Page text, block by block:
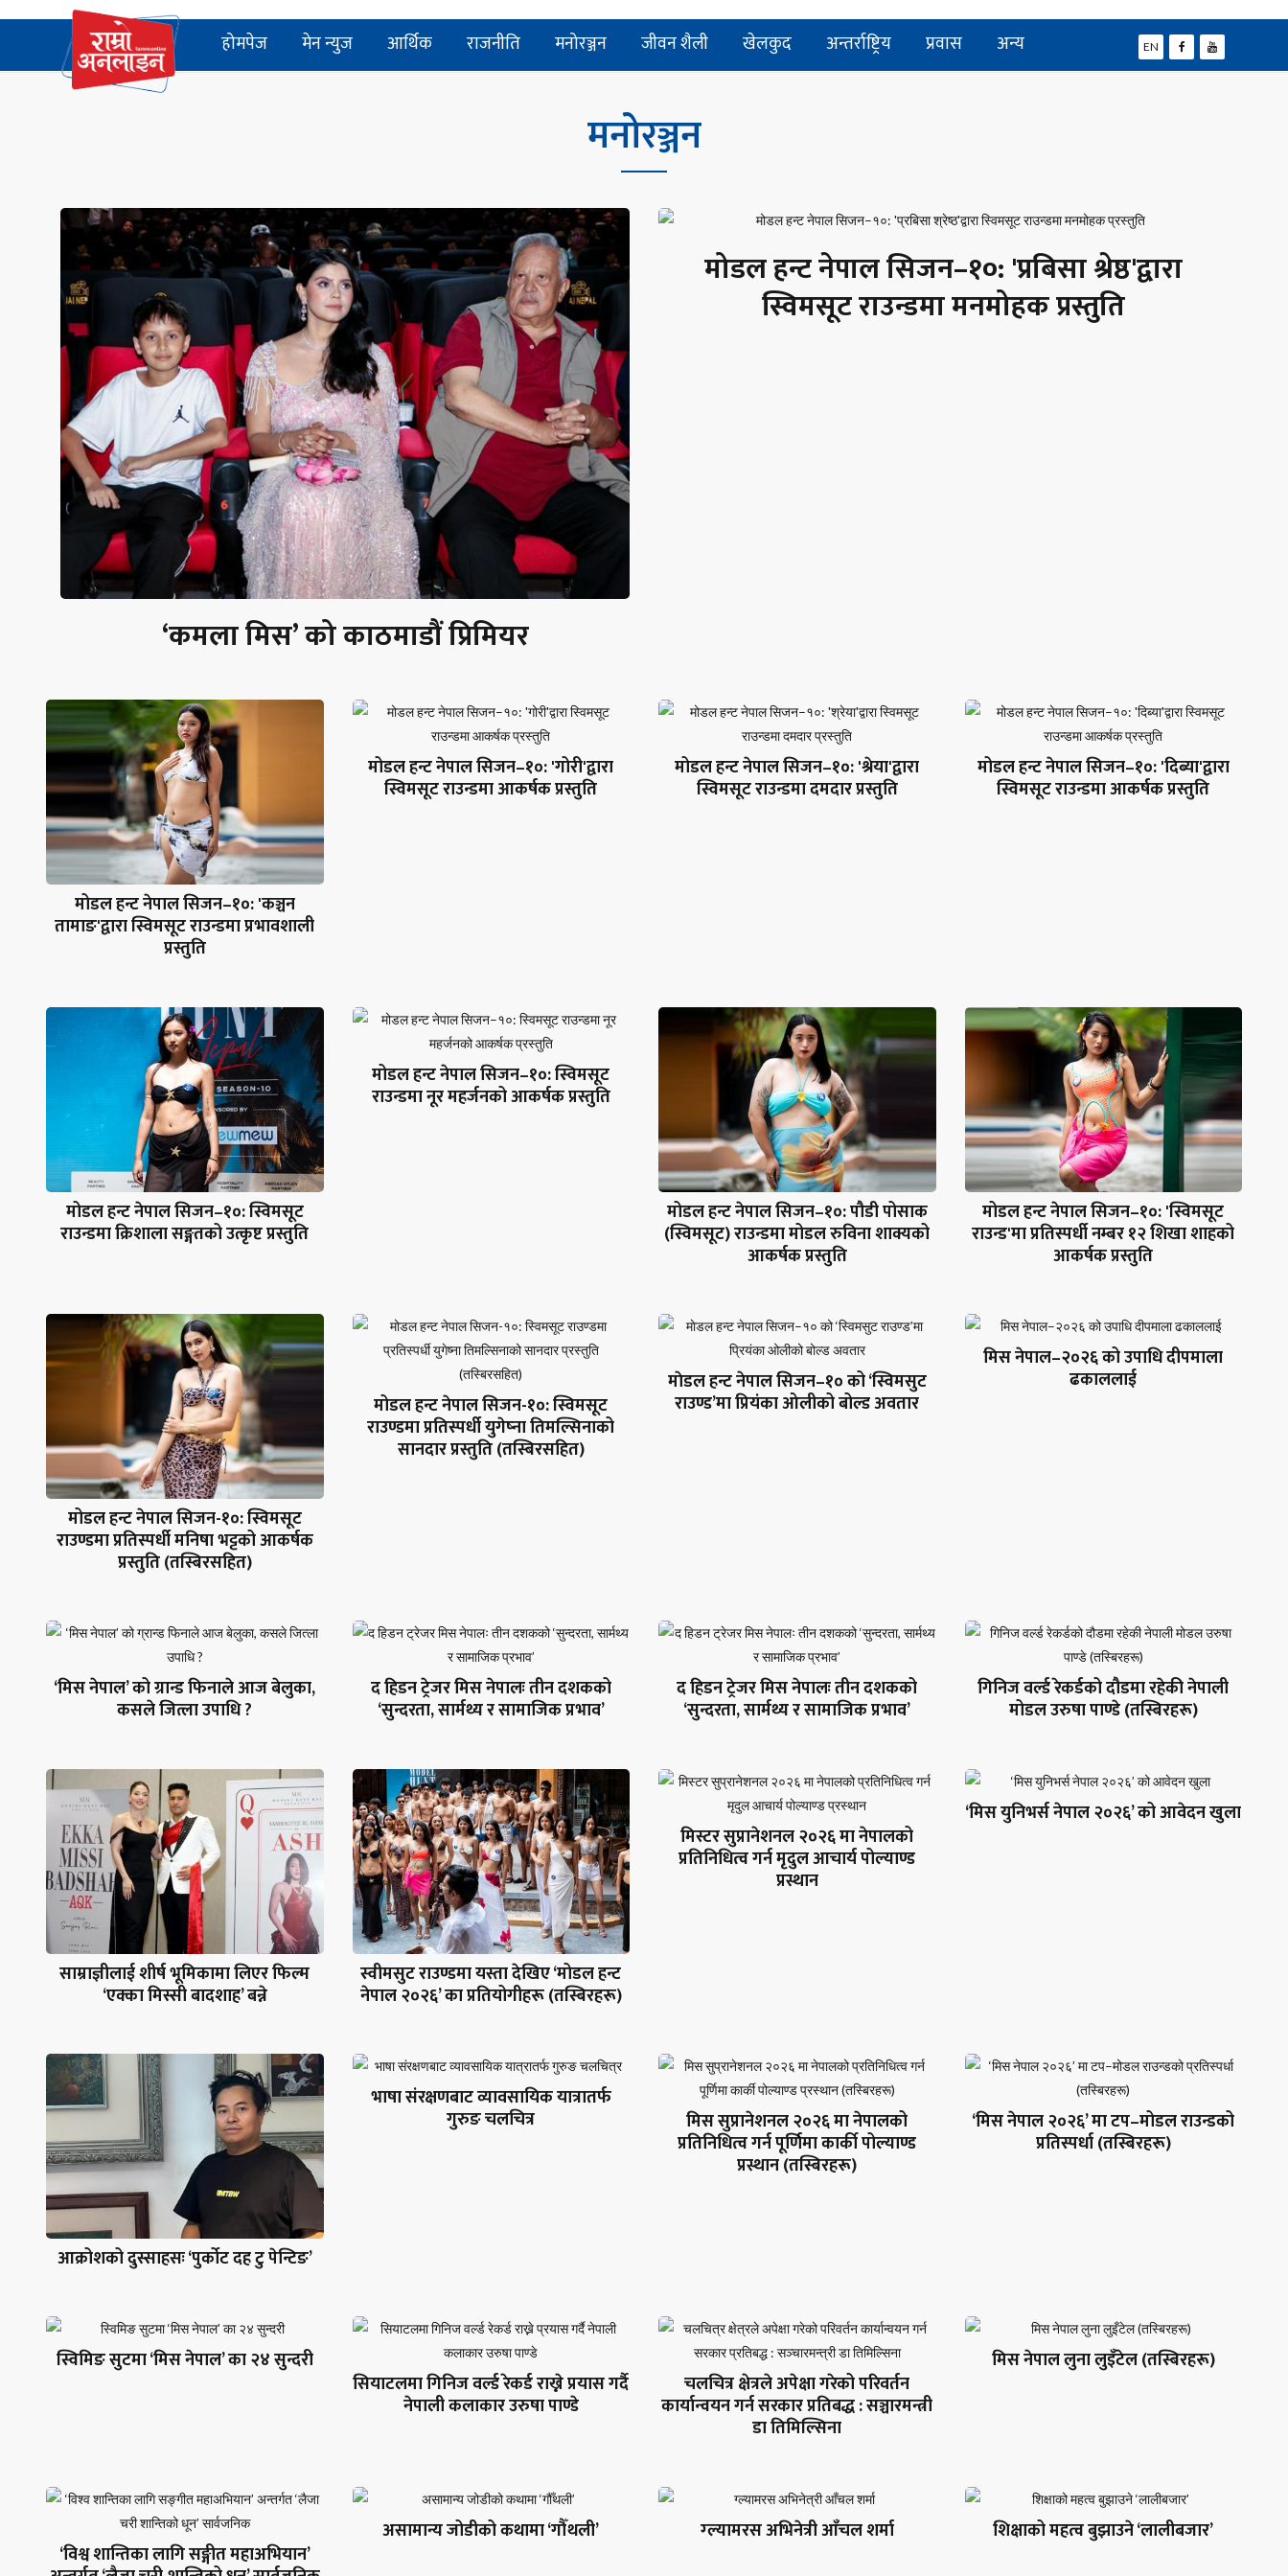
होमपेज मेन न्युज आर्थिक राजनीति मनोरञ्जन जीवन शैली खेलकुद अन्तर्राष्ट्रिय प्रवास अन्य EN
मनोरञ्जन
‘कमला मिस’ को काठमाडौं प्रिमियर
मोडल हन्ट नेपाल सिजन–१०: 'प्रबिसा श्रेष्ठ'द्वारा
स्विमसूट राउन्डमा मनमोहक प्रस्तुति
मोडल हन्ट नेपाल सिजन–१०: 'कञ्चन
तामाङ'द्वारा स्विमसूट राउन्डमा प्रभावशाली
प्रस्तुति
मोडल हन्ट नेपाल सिजन–१०: 'गोरी'द्वारा
स्विमसूट राउन्डमा आकर्षक प्रस्तुति
मोडल हन्ट नेपाल सिजन–१०: 'श्रेया'द्वारा
स्विमसूट राउन्डमा दमदार प्रस्तुति
मोडल हन्ट नेपाल सिजन–१०: 'दिब्या'द्वारा
स्विमसूट राउन्डमा आकर्षक प्रस्तुति
मोडल हन्ट नेपाल सिजन–१०: स्विमसूट
राउन्डमा क्रिशाला सङ्गतको उत्कृष्ट प्रस्तुति
मोडल हन्ट नेपाल सिजन–१०: स्विमसूट
राउन्डमा नूर महर्जनको आकर्षक प्रस्तुति
मोडल हन्ट नेपाल सिजन–१०: पौडी पोसाक
(स्विमसूट) राउन्डमा मोडल रुविना शाक्यको
आकर्षक प्रस्तुति
मोडल हन्ट नेपाल सिजन–१०: 'स्विमसूट
राउन्ड'मा प्रतिस्पर्धी नम्बर १२ शिखा शाहको
आकर्षक प्रस्तुति
मोडल हन्ट नेपाल सिजन-१०: स्विमसूट
राउण्डमा प्रतिस्पर्धी मनिषा भट्टको आकर्षक
प्रस्तुति (तस्बिरसहित)
मोडल हन्ट नेपाल सिजन-१०: स्विमसूट
राउण्डमा प्रतिस्पर्धी युगेष्ना तिमल्सिनाको
सानदार प्रस्तुति (तस्बिरसहित)
माेडल हन्ट नेपाल सिजन–१० को ‘स्विमसुट
राउण्ड’मा प्रियंका ओलीको बोल्ड अवतार
मिस नेपाल–२०२६ को उपाधि दीपमाला
ढकाललाई
‘मिस नेपाल’ को ग्रान्ड फिनाले आज बेलुका,
कसले जित्ला उपाधि ?
द हिडन ट्रेजर मिस नेपालः तीन दशकको
‘सुन्दरता, सार्मथ्य र सामाजिक प्रभाव’
द हिडन ट्रेजर मिस नेपालः तीन दशकको
‘सुन्दरता, सार्मथ्य र सामाजिक प्रभाव’
गिनिज वर्ल्ड रेकर्डको दौडमा रहेकी नेपाली
मोडल उरुषा पाण्डे (तस्बिरहरू)
साम्राज्ञीलाई शीर्ष भूमिकामा लिएर फिल्म
‘एक्का मिस्सी बादशाह’ बन्ने
स्वीमसुट राउण्डमा यस्ता देखिए ‘मोडल हन्ट
नेपाल २०२६’ का प्रतियोगीहरू (तस्बिरहरू)
मिस्टर सुप्रानेशनल २०२६ मा नेपालको
प्रतिनिधित्व गर्न मृदुल आचार्य पोल्याण्ड
प्रस्थान
‘मिस युनिभर्स नेपाल २०२६’ को आवेदन खुला
आक्रोशको दुस्साहसः ‘पुर्कोट दह टु पेन्टिङ’
भाषा संरक्षणबाट व्यावसायिक यात्रातर्फ
गुरुङ चलचित्र मिस सुप्रानेशनल २०२६ मा नेपालको
प्रतिनिधित्व गर्न पूर्णिमा कार्की पोल्याण्ड
प्रस्थान (तस्बिरहरू)
‘मिस नेपाल २०२६’ मा टप–मोडल राउन्डको
प्रतिस्पर्धा (तस्बिरहरू)
स्विमिङ सुटमा ‘मिस नेपाल’ का २४ सुन्दरी
सियाटलमा गिनिज वर्ल्ड रेकर्ड राख्ने प्रयास गर्दै
नेपाली कलाकार उरुषा पाण्डे
चलचित्र क्षेत्रले अपेक्षा गरेको परिवर्तन
कार्यान्वयन गर्न सरकार प्रतिबद्ध : सञ्चारमन्त्री
डा तिमिल्सिना
मिस नेपाल लुना लुइँटेल (तस्बिरहरू)
‘विश्व शान्तिका लागि सङ्गीत महाअभियान’
असामान्य जोडीको कथामा ‘गौँथली’ ग्ल्यामरस अभिनेत्री आँचल शर्मा शिक्षाको महत्व बुझाउने ‘लालीबजार’